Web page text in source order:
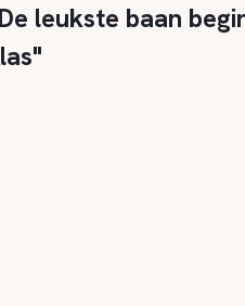
leukste baan